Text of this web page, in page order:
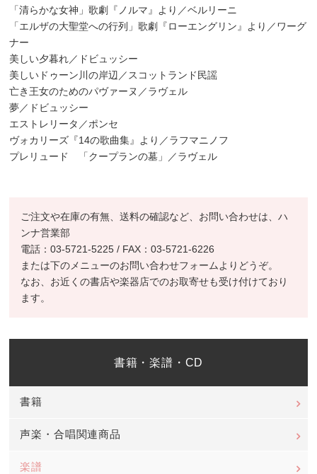
「清らかな女神」歌劇『ノルマ』より／ベルリーニ
「エルザの大聖堂への行列」歌劇『ローエングリン』より／ワーグ
ナー
美しい夕暮れ／ドビュッシー
美しいドゥーン川の岸辺／スコットランド民謡
亡き王女のためのパヴァーヌ／ラヴェル
夢／ドビュッシー
エストレリータ／ポンセ
ヴォカリーズ『14の歌曲集』より／ラフマニノフ
プレリュード 「クープランの墓」／ラヴェル
ご注文や在庫の有無、送料の確認など、お問い合わせは、ハ
ンナ営業部
電話：03-5721-5225 / FAX：03-5721-6226
または下のメニューのお問い合わせフォームよりどうぞ。
なお、お近くの書店や楽器店でのお取寄せも受け付けており
ます。
書籍・楽譜・CD
書籍
声楽・合唱関連商品
楽譜